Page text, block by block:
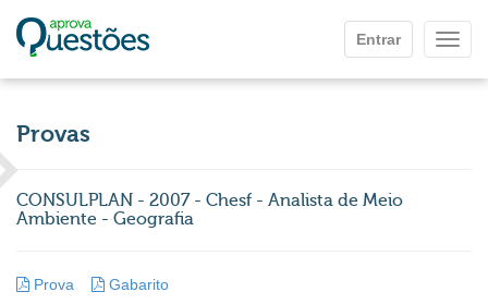
Entrar
Provas
CONSULPLAN - 2007 - Chesf - Analista de Meio
Ambiente - Geografia
Prova Gabarito